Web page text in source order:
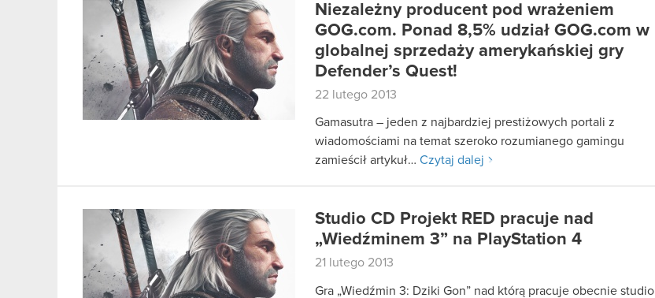
Niezależny producent pod wrażeniem
GOG.com. Ponad 8,5% udział GOG.com w
globalnej sprzedaży amerykańskiej gry
Defender’s Quest!
22 lutego 2013
Gamasutra – jeden z najbardziej prestiżowych portali z
wiadomościami na temat szeroko rozumianego gamingu
zamieścił artykuł… Czytaj dalej
Studio CD Projekt RED pracuje nad
„Wiedźminem 3” na PlayStation 4
21 lutego 2013
Gra „Wiedźmin 3: Dziki Gon” nad którą pracuje obecnie studio